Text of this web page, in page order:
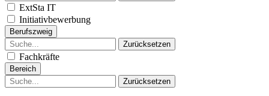
ExtSta IT
Initiativbewerbung
Berufszweig
Zurücksetzen
Fachkräfte
Bereich
Zurücksetzen